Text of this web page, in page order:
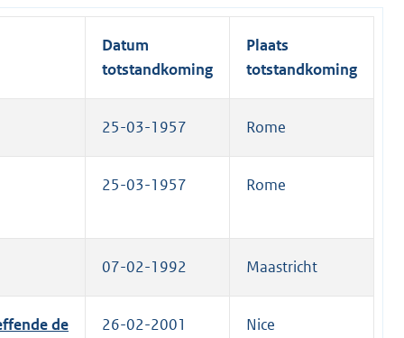
Datum
totstandkoming
Plaats
totstandkoming
25-03-1957 Rome
25-03-1957 Rome
07-02-1992 Maastricht
de 26-02-2001 Nice